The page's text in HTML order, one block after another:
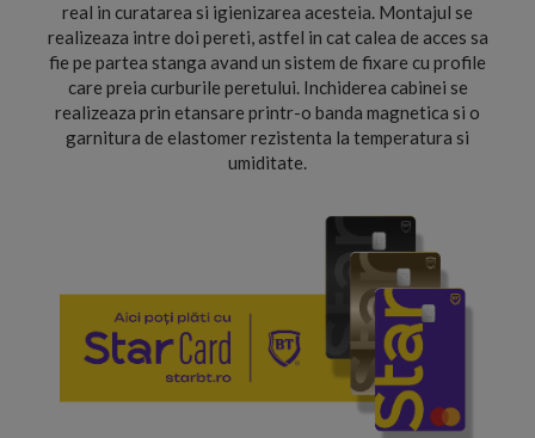
real in curatarea si igienizarea acesteia. Montajul se
realizeaza intre doi pereti, astfel in cat calea de acces sa
fie pe partea stanga avand un sistem de fixare cu profile
care preia curburile peretului. Inchiderea cabinei se
realizeaza prin etansare printr-o banda magnetica si o
garnitura de elastomer rezistenta la temperatura si
umiditate.